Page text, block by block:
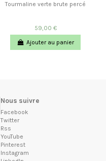
Tourmaline verte brute percé
59,00 €
Ajouter au panier
Nous suivre
Facebook
Twitter
Rss
YouTube
Pinterest
Instagram